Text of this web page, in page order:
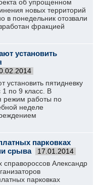
об упрощенном
новых территорий
в понедельник отозвали
фракцией
установить
установить пятидневку
1 по 9 класс. В
режим работы по
неделе
парковках
срыва
17.01.2014
справороссов Александр
парковках